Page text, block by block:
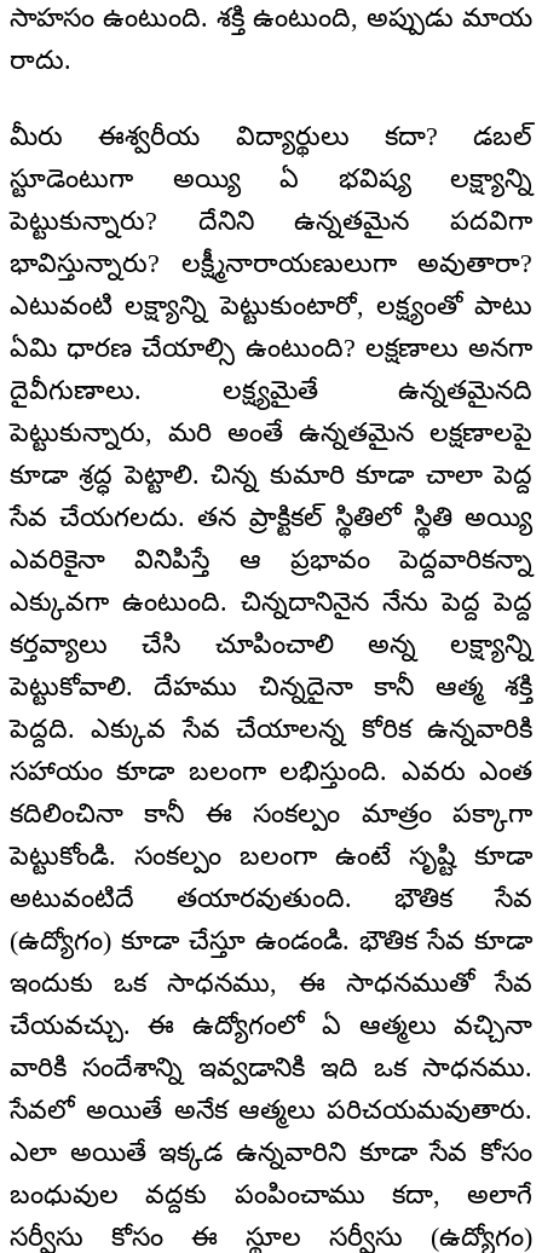
సాహసం ఉంటుంది. శక్తి ఉంటుంది, అప్పుడు మాయ
రాదు.
మీరు ఈశ్వరీయ విద్యార్థులు కదా? డబల్
స్టూడెంటుగా అయ్యి ఏ భవిష్య లక్ష్యాన్ని
పెట్టుకున్నారు? దేనిని ఉన్నతమైన పదవిగా
భావిస్తున్నారు? లక్ష్మీనారాయణులుగా అవుతారా?
ఎటువంటి లక్ష్యాన్ని పెట్టుకుంటారో, లక్ష్యంతో పాటు
ఏమి ధారణ చేయాల్సి ఉంటుంది? లక్షణాలు అనగా
దైవీగుణాలు. లక్ష్యమైతే ఉన్నతమైనది
పెట్టుకున్నారు, మరి అంతే ఉన్నతమైన లక్షణాలపై
కూడా శ్రద్ధ పెట్టాలి. చిన్న కుమారి కూడా చాలా పెద్ద
సేవ చేయగలదు. తన ప్రాక్టికల్ స్థితిలో స్థితి అయ్యి
ఎవరికైనా వినిపిస్తే ఆ ప్రభావం పెద్దవారికన్నా
ఎక్కువగా ఉంటుంది. చిన్నదానినైన నేను పెద్ద పెద్ద
కర్తవ్యాలు చేసి చూపించాలి అన్న లక్ష్యాన్ని
పెట్టుకోవాలి. దేహము చిన్నదైనా కానీ ఆత్మ శక్తి
పెద్దది. ఎక్కువ సేవ చేయాలన్న కోరిక ఉన్నవారికి
సహాయం కూడా బలంగా లభిస్తుంది. ఎవరు ఎంత
కదిలించినా కానీ ఈ సంకల్పం మాత్రం పక్కాగా
పెట్టుకోండి. సంకల్పం బలంగా ఉంటే సృష్టి కూడా
అటువంటిదే తయారవుతుంది. భౌతిక సేవ
(ఉద్యోగం) కూడా చేస్తూ ఉండండి. భౌతిక సేవ కూడా
ఇందుకు ఒక సాధనము, ఈ సాధనముతో సేవ
చేయవచ్చు. ఈ ఉద్యోగంలో ఏ ఆత్మలు వచ్చినా
వారికి సందేశాన్ని ఇవ్వడానికి ఇది ఒక సాధనము.
సేవలో అయితే అనేక ఆత్మలు పరిచయమవుతారు.
ఎలా అయితే ఇక్కడ ఉన్నవారిని కూడా సేవ కోసం
బంధువుల వద్దకు పంపించాము కదా, అలాగే
సర్వీసు కోసం ఈ స్థూల సర్వీసు (ఉద్యోగం)